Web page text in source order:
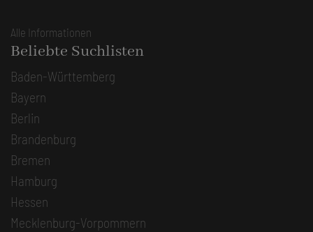
Alle Informationen
Beliebte Suchlisten
Baden-Württemberg
Bayern
Berlin
Brandenburg
Bremen
Hamburg
Hessen
Mecklenburg-Vorpommern